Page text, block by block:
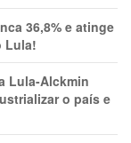
36,8% e atinge
Lula!
Lula-Alckmin
o país e